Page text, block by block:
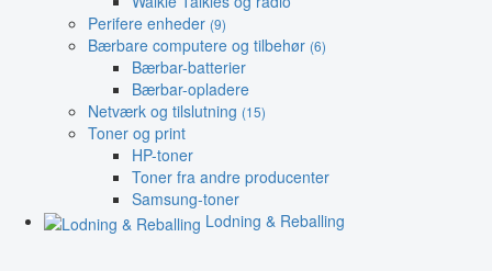
Perifere enheder (9)
Bærbare computere og tilbehør (6)
Bærbar-batterier
Bærbar-opladere
Netværk og tilslutning (15)
Toner og print
HP-toner
Toner fra andre producenter
Samsung-toner
Lodning & Reballing